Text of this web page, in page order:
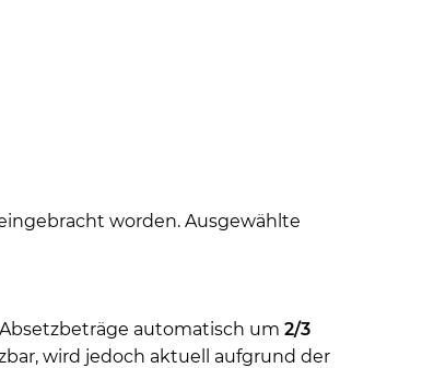
worden. Ausgewählte
automatisch um 2/3
wird jedoch aktuell aufgrund der